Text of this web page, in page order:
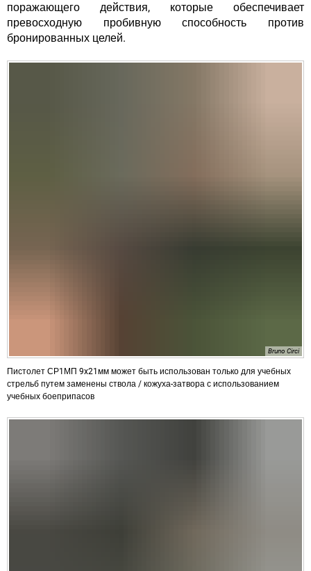
поражающего действия, которые обеспечивает
превосходную пробивную способность против
бронированных целей.
Bruno Circi
Пистолет СР1МП 9x21мм может быть использован только для учебных
стрельб путем заменены ствола / кожуха-затвора с использованием
учебных боеприпасов